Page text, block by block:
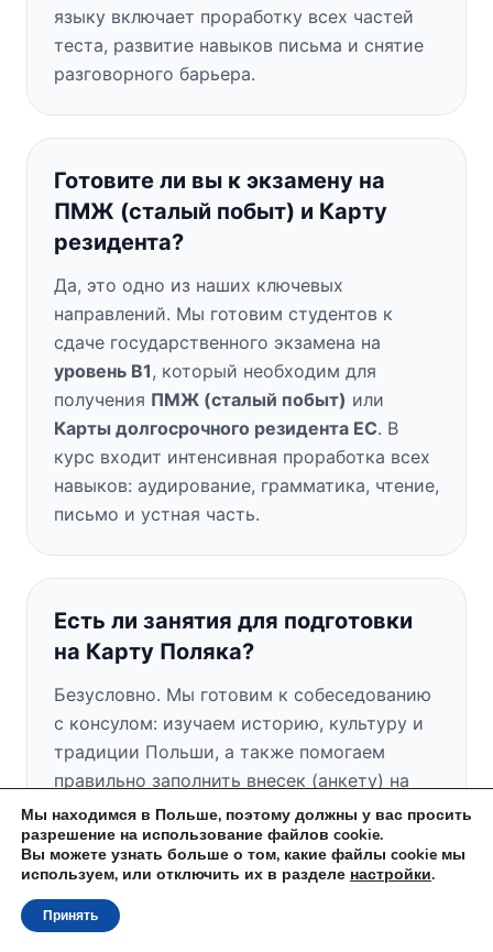
языку включает проработку всех частей
теста, развитие навыков письма и снятие
разговорного барьера.
Готовите ли вы к экзамену на
ПМЖ (сталый побыт) и Карту
резидента?
Да, это одно из наших ключевых
направлений. Мы готовим студентов к
сдаче государственного экзамена на
уровень B1, который необходим для
получения ПМЖ (сталый побыт) или
Карты долгосрочного резидента ЕС. В
курс входит интенсивная проработка всех
навыков: аудирование, грамматика, чтение,
письмо и устная часть.
Есть ли занятия для подготовки
на Карту Поляка?
Безусловно. Мы готовим к собеседованию
с консулом: изучаем историю, культуру и
традиции Польши, а также помогаем
правильно заполнить внесек (анкету) на
Карту Поляка.
Есть ли у вас бесплатное пробное
Мы находимся в Польше, поэтому должны у вас просить
разрешение на использование файлов cookie.
Вы можете узнать больше о том, какие файлы cookie мы
используем, или отключить их в разделе настройки.
Принять